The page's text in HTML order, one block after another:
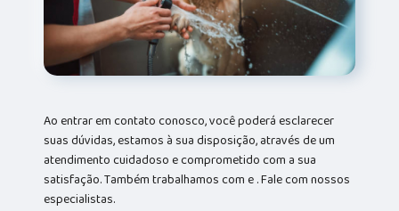
Ao entrar em contato conosco, você poderá esclarecer
suas dúvidas, estamos à sua disposição, através de um
atendimento cuidadoso e comprometido com a sua
satisfação. Também trabalhamos com e . Fale com nossos
especialistas.